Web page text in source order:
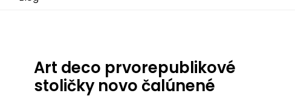
Art deco prvorepublikové
stoličky novo čalúnené